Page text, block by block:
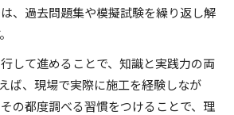
、過去問題集や模擬試験を繰り返し解
して進めることで、知識と実践力の両
ば、現場で実際に施工を経験しなが
の都度調べる習慣をつけることで、理